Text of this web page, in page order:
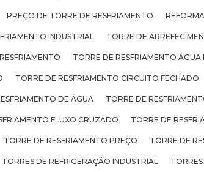
PREÇO DE TORRE DE RESFRIAMENTO
INDUSTRIAL TORRE DE
TORRE DE RESFRIAMENTO ÁGUA
TORRE DE RESFRIAMENTO CIRCUITO FECHADO
DE ÁGUA TORRE DE
FLUXO CRUZADO TORRE DE
TORRE DE RESFRIAMENTO PREÇO TORRE DE
TORRES DE REFRIGERAÇÃO INDUSTRIAL